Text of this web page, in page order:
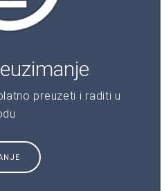
preuzeti i raditi u